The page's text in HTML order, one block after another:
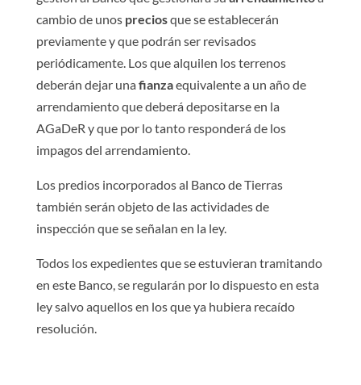
cambio de unos preciosque se establecerán
previamente y que podrán ser revisados
periódicamente. Los que alquilen los terrenos
deberán dejar unafianzaequivalente a un año de
arrendamiento que deberá depositarse en la
AGaDeR y que por lo tanto responderá de los
impagos del arrendamiento.
Los predios incorporados al Banco de Tierras
también serán objeto de las actividades de
inspección que se señalan en la ley.
Todos los expedientes que se estuvieran tramitando
en este Banco, se regularán por lo dispuesto en esta
ley salvo aquellos en los que ya hubiera recaído
resolución.